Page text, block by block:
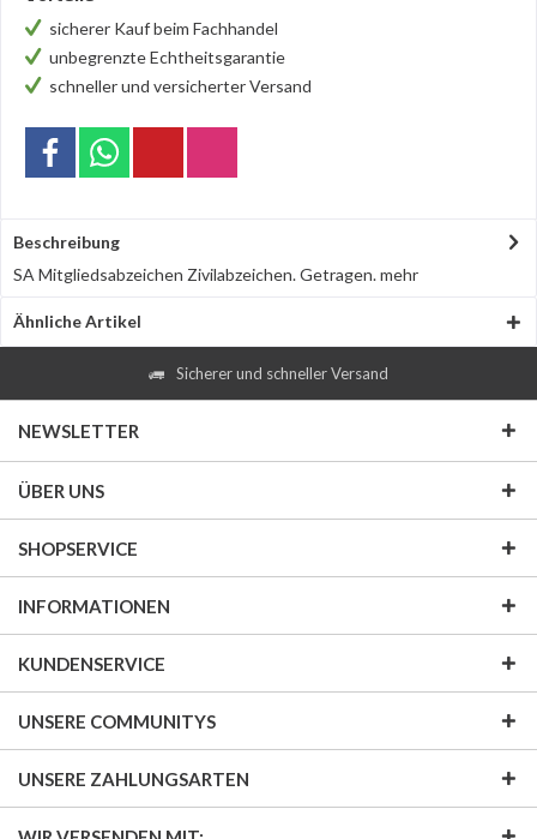
sicherer Kauf beim Fachhandel
unbegrenzte Echtheitsgarantie
schneller und versicherter Versand
Beschreibung
SA Mitgliedsabzeichen Zivilabzeichen. Getragen.mehr
Ähnliche Artikel
Sicherer und schneller Versand
NEWSLETTER
ÜBER UNS
SHOPSERVICE
INFORMATIONEN
KUNDENSERVICE
UNSERE COMMUNITYS
UNSERE ZAHLUNGSARTEN